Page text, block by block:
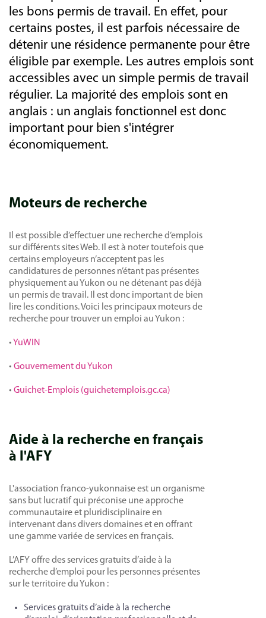
les bons permis de travail. En effet, pour
certains postes, il est parfois nécessaire de
détenir une résidence permanente pour être
éligible par exemple. Les autres emplois sont
accessibles avec un simple permis de travail
régulier. La majorité des emplois sont en
anglais : un anglais fonctionnel est donc
important pour bien s'intégrer
économiquement.
Moteurs de recherche
Il est possible d’effectuer une recherche d’emplois
sur différents sites Web. Il est à noter toutefois que
certains employeurs n’acceptent pas les
candidatures de personnes n’étant pas présentes
physiquement au Yukon ou ne détenant pas déjà
un permis de travail. Il est donc important de bien
lire les conditions. Voici les principaux moteurs de
recherche pour trouver un emploi au Yukon :
• YuWIN
• Gouvernement du Yukon
• Guichet-Emplois (guichetemplois.gc.ca)
Aide à la recherche en français
à l'AFY
L'association franco-yukonnaise est un organisme
sans but lucratif qui préconise une approche
communautaire et pluridisciplinaire en
intervenant dans divers domaines et en offrant
une gamme variée de services en français.
L’AFY offre des services gratuits d’aide à la
recherche d’emploi pour les personnes présentes
sur le territoire du Yukon :
Services gratuits d’aide à la recherche